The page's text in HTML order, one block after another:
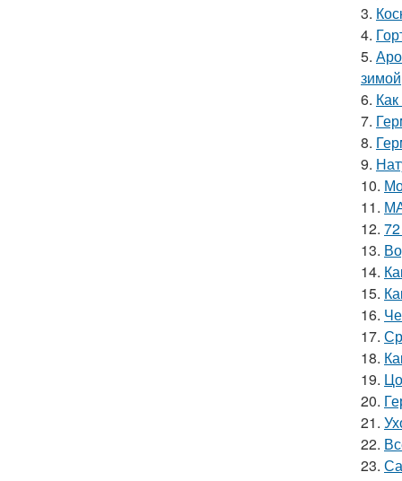
3.
4.
5.
зимой
6.
7.
8.
9.
10.
11.
12.
13.
14.
15.
16.
17.
18.
19.
20.
21.
22.
23.